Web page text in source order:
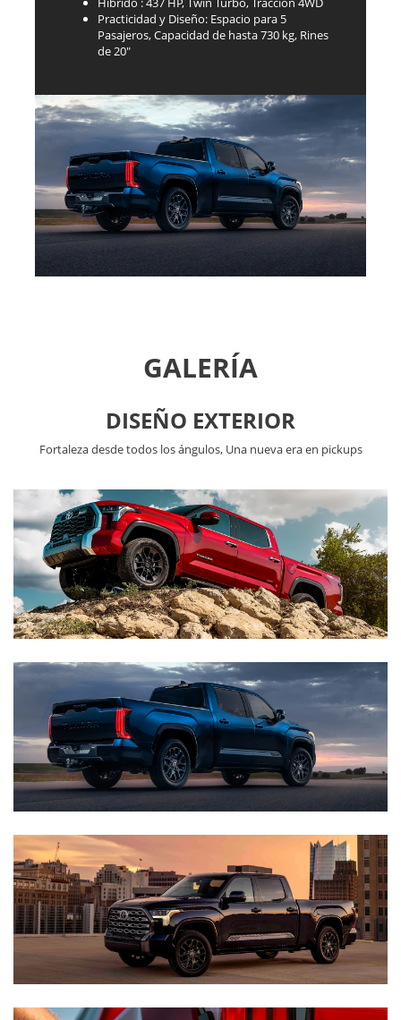
Practicidad y Diseño: Espacio para 5
Pasajeros, Capacidad de hasta 730 kg, Rines
de 20"
GALERÍA
DISEÑO EXTERIOR
Fortaleza desde todos los ángulos, Una nueva era en pickups